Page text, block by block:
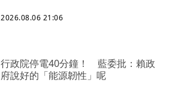
2026.08.06 21:06
行政院停電40分鐘！ 藍委批：賴政
府說好的「能源韌性」呢